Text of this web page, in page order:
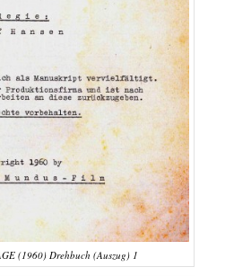
(1960) Drehbuch (Auszug) 1